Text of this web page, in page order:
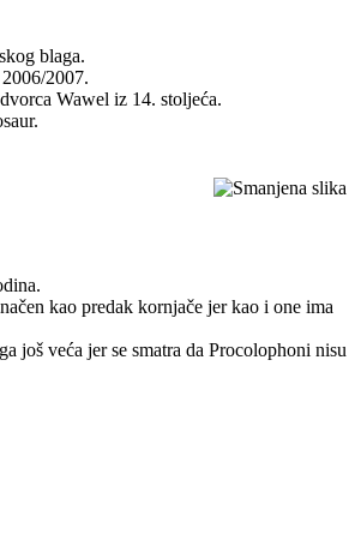
blaga.
2007.
Wawel iz 14. stoljeća.
kao predak kornjače jer kao i one ima
još veća jer se smatra da Procolophoni nisu